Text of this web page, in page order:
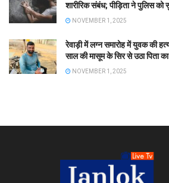
शारीरिक संबंध; पीड़िता ने पुलिस को
NOVEMBER 1, 2025
रेवाड़ी में लग्न समारोह में युवक की
साल की मासूम के सिर से उठा पिता का
NOVEMBER 1, 2025